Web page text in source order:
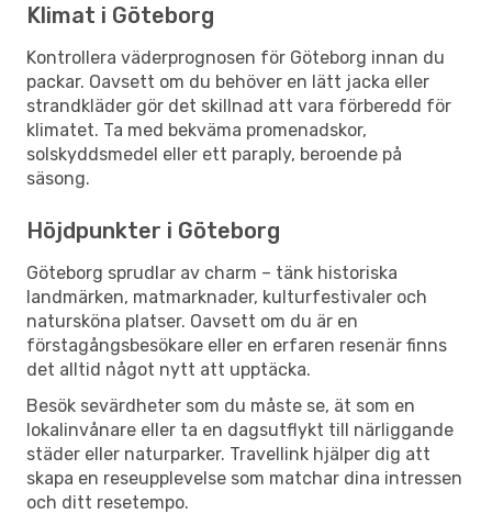
Klimat i Göteborg
Kontrollera väderprognosen för Göteborg innan du
packar. Oavsett om du behöver en lätt jacka eller
strandkläder gör det skillnad att vara förberedd för
klimatet. Ta med bekväma promenadskor,
solskyddsmedel eller ett paraply, beroende på
säsong.
Höjdpunkter i Göteborg
Göteborg sprudlar av charm – tänk historiska
landmärken, matmarknader, kulturfestivaler och
natursköna platser. Oavsett om du är en
förstagångsbesökare eller en erfaren resenär finns
det alltid något nytt att upptäcka.
Besök sevärdheter som du måste se, ät som en
lokalinvånare eller ta en dagsutflykt till närliggande
städer eller naturparker. Travellink hjälper dig att
skapa en reseupplevelse som matchar dina intressen
och ditt resetempo.